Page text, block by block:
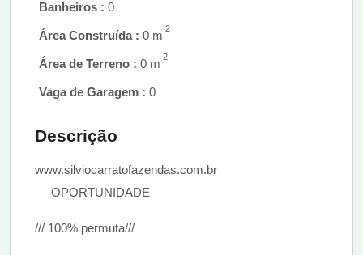
Banheiros : 0
Área Construída : 0 m 2
Área de Terreno : 0 m 2
Vaga de Garagem : 0
Descrição
www.silviocarratofazendas.com.br
OPORTUNIDADE
/// 100% permuta///